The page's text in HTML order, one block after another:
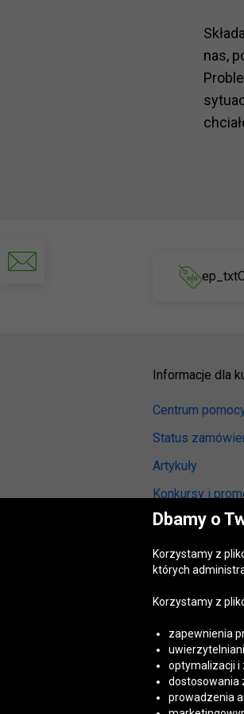
nas,
Informacje dla
Centrum
Status
Artykuły
Konkursy i
Odstąpienie od
Reklamacja
Opinie o
Akt o usługach
Dostępność
Dbamy o
Korzystamy z
których
Korzystamy z
zapewnienia
optymalizacji i
dostosowania
prowadzenia